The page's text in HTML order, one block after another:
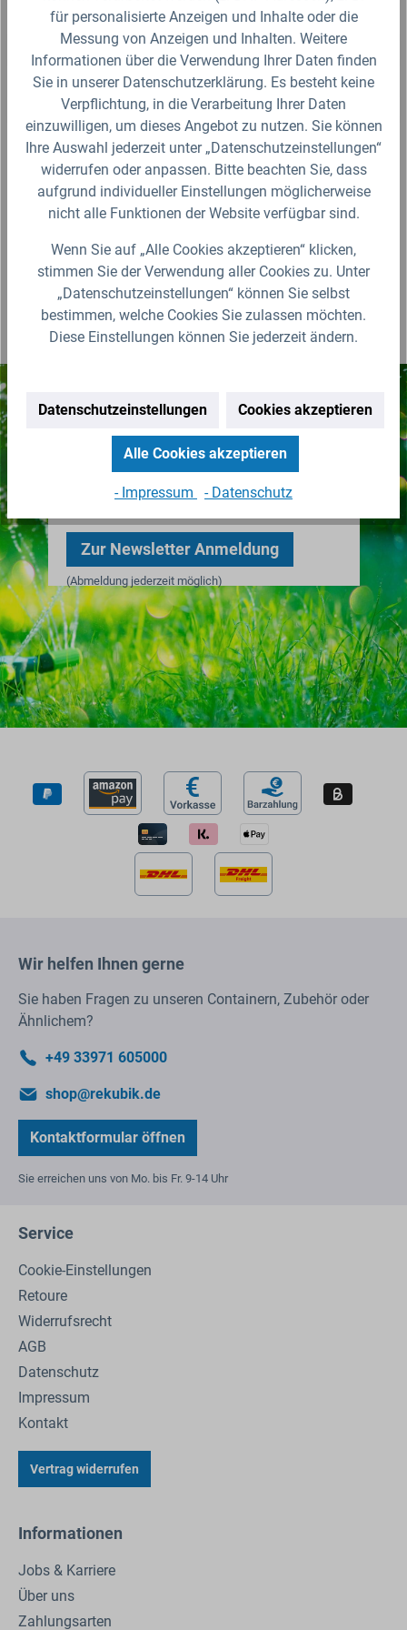
Fragen zum Artikel?
Produktbewertungen
Für die Darstellung des Artikelbildes verwenden wir eine zufällig
gewählte Artikelgröße als Beispielabbildung. Die Abbildungen,
technischen Daten, Maßangaben in Millimeter, Gewichtsangaben in
Gramm und Ausführungen sind somit unverbindlich. Die eigentliche
Definition und der Verwendungszweck des Artikels sowie die Nutzmaße
bereitgestellt. Wir behalten uns jederzeit Änderungen ohne Ankündigung
Nichts mehr verpassen!
Erhalten Sie erstklassige
Neuigkeiten zu IBC Containern &
Zubehör.
Zur Newsletter Anmeldung
(Abmeldung jederzeit möglich)
Wir helfen Ihnen gerne
Sie haben Fragen zu unseren Containern, Zubehör oder
Ähnlichem?
+49 33971 605000
shop@rekubik.de
Kontaktformular öffnen
Sie erreichen uns von Mo. bis Fr. 9-14 Uhr
Service
Cookie-Einstellungen
Retoure
Widerrufsrecht
AGB
Datenschutz
Impressum
Kontakt
Vertrag widerrufen
Informationen
Jobs & Karriere
Über uns
Zahlungsarten
für personalisierte Anzeigen und Inhalte oder die
Messung von Anzeigen und Inhalten. Weitere
Informationen über die Verwendung Ihrer Daten finden
Sie in unserer Datenschutzerklärung. Es besteht keine
Verpflichtung, in die Verarbeitung Ihrer Daten
einzuwilligen, um dieses Angebot zu nutzen. Sie können
Ihre Auswahl jederzeit unter „Datenschutzeinstellungen“
widerrufen oder anpassen. Bitte beachten Sie, dass
aufgrund individueller Einstellungen möglicherweise
nicht alle Funktionen der Website verfügbar sind.
Wenn Sie auf „Alle Cookies akzeptieren“ klicken,
stimmen Sie der Verwendung aller Cookies zu. Unter
„Datenschutzeinstellungen“ können Sie selbst
bestimmen, welche Cookies Sie zulassen möchten.
Diese Einstellungen können Sie jederzeit ändern.
Datenschutzeinstellungen Cookies akzeptieren
Alle Cookies akzeptieren
- Impressum - Datenschutz